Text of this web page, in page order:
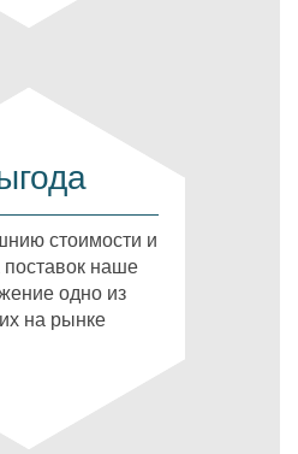
стоимости и
поставок наше
одно из
на рынке